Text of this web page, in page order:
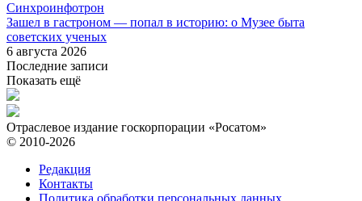
Синхроинфотрон
Зашел в гастроном — попал в историю: о Музее быта
советских ученых
6 августа 2026
Последние записи
Показать ещё
Отраслевое издание госкорпорации «Росатом»
© 2010-2026
Редакция
Контакты